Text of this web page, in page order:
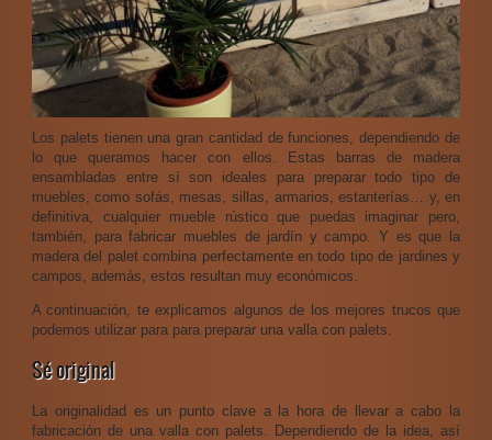
Los palets tienen una gran cantidad de funciones, dependiendo de
lo que queramos hacer con ellos. Estas barras de madera
ensambladas entre sí son ideales para preparar todo tipo de
muebles, como sofás, mesas, sillas, armarios, estanterías… y, en
definitiva, cualquier mueble rústico que puedas imaginar pero,
también, para fabricar muebles de jardín y campo. Y es que la
madera del palet combina perfectamente en todo tipo de jardines y
campos, además, estos resultan muy económicos.
A continuación, te explicamos algunos de los mejores trucos que
podemos utilizar para para preparar una valla con palets.
Sé original
La originalidad es un punto clave a la hora de llevar a cabo la
fabricación de una valla con palets. Dependiendo de la idea, así